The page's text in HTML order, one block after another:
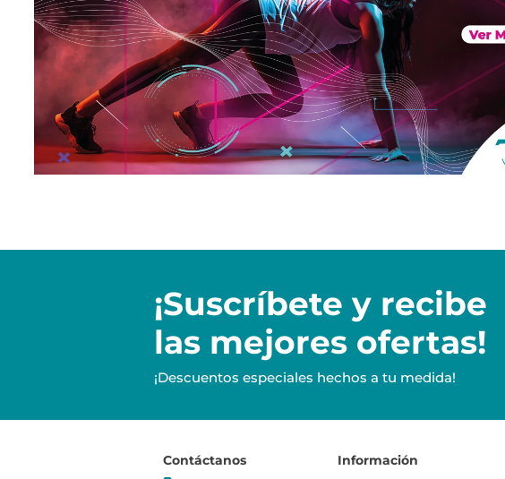
¡Suscríbete y recibe
las mejores ofertas!
¡Descuentos especiales hechos a tu medida!
Contáctanos Información